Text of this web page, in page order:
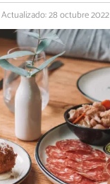
Actualizado: 28 octubre 2022